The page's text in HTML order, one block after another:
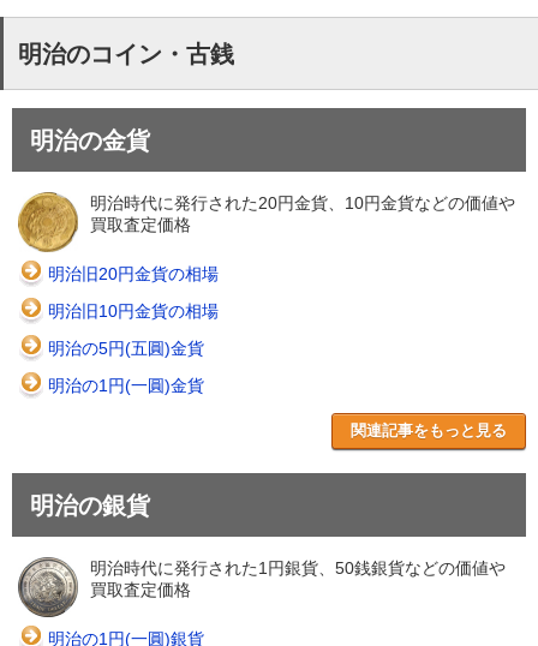
明治のコイン・古銭
明治の金貨
明治時代に発行された20円金貨、10円金貨などの価値や
買取査定価格
明治旧20円金貨の相場
明治旧10円金貨の相場
明治の5円(五圓)金貨
明治の1円(一圓)金貨
関連記事をもっと見る
明治の銀貨
明治時代に発行された1円銀貨、50銭銀貨などの価値や
買取査定価格
明治の1円(一圓)銀貨